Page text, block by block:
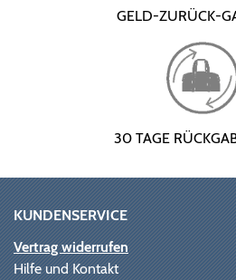
GELD-ZURÜCK-
30 TAGE
KUNDENSERVICE
Vertrag widerrufen
Hilfe und Kontakt